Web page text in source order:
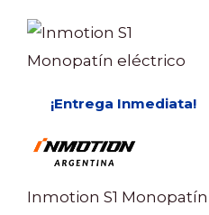
¡Entrega Inmediata!
Inmotion S1 Monopatín